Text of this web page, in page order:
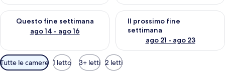
Questo fine settimana
ago 14 - ago 16
Verifica la disponibilità per questo fine settimana, ago 14 -
Il prossimo fine
settimana
ago 21 - ago 23
Verifica la disponibilità per il
Filtri
disponibili
Tutte le camere 1 letto 3+ letti 2 letti